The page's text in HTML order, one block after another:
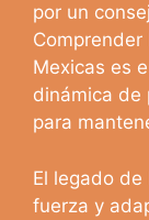
por un
Mexicas es
dinámica de
para
El legado
fuerza y